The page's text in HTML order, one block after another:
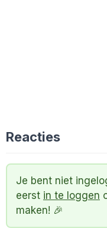
Reacties
Je bent niet
eerst in te loggen
maken! 🎉